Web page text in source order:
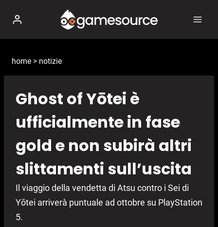
contenuto
home > notizie
Ghost of Yōtei è
ufficialmente in fase
gold e non subirà altri
slittamenti sull’uscita
Il viaggio della vendetta di Atsu contro i Sei di
Yōtei arriverà puntuale ad ottobre su PlayStation
5.